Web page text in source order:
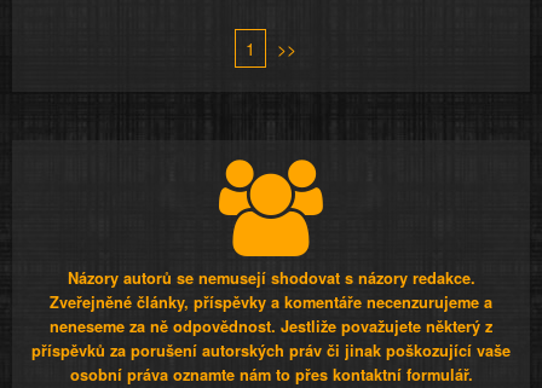
1 >>
Názory autorů se nemusejí shodovat s názory redakce.
Zveřejněné články, příspěvky a komentáře necenzurujeme a
neneseme za ně odpovědnost. Jestliže považujete některý z
příspěvků za porušení autorských práv či jinak poškozující vaše
osobní práva oznamte nám to přes kontaktní formulář.